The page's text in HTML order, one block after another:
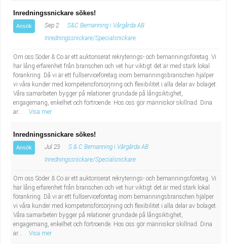
Inredningssnickare sökes!
Ansök Sep 2
S&C Bemanning i Vårgårda AB
Inredningssnickare/Specialsnickare
Om oss Söder & Co är ett auktoriserat rekryterings- och bemanningsföretag. Vi
har lång erfarenhet från branschen och vet hur viktigt det är med stark lokal
förankring. Då vi är ett fullserviceföretag inom bemanningsbranschen hjälper
vi våra kunder med kompetensförsörjning och flexibilitet i alla delar av bolaget.
Våra samarbeten bygger på relationer grundade på långsiktighet,
engagemang, enkelhet och förtroende. Hos oss gör människor skillnad. Dina
ar...
Visa mer
Inredningssnickare sökes!
Ansök Jul 23
S & C Bemanning i Vårgårda AB
Inredningssnickare/Specialsnickare
Om oss Söder & Co är ett auktoriserat rekryterings- och bemanningsföretag. Vi
har lång erfarenhet från branschen och vet hur viktigt det är med stark lokal
förankring. Då vi är ett fullserviceföretag inom bemanningsbranschen hjälper
vi våra kunder med kompetensförsörjning och flexibilitet i alla delar av bolaget.
Våra samarbeten bygger på relationer grundade på långsiktighet,
engagemang, enkelhet och förtroende. Hos oss gör människor skillnad. Dina
ar...
Visa mer